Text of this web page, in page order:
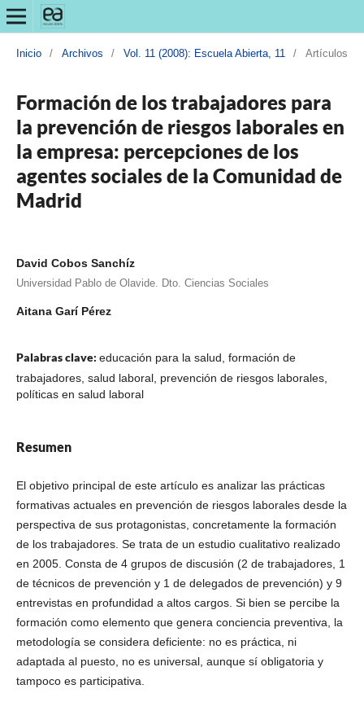
Inicio / Archivos / Vol. 11 (2008): Escuela Abierta, 11 / Artículos
Formación de los trabajadores para
la prevención de riesgos laborales en
la empresa: percepciones de los
agentes sociales de la Comunidad de
Madrid
David Cobos Sanchíz
Universidad Pablo de Olavide. Dto. Ciencias Sociales
Aitana Garí Pérez
Palabras clave: educación para la salud, formación de
trabajadores, salud laboral, prevención de riesgos laborales,
políticas en salud laboral
Resumen
El objetivo principal de este artículo es analizar las prácticas
formativas actuales en prevención de riesgos laborales desde la
perspectiva de sus protagonistas, concretamente la formación
de los trabajadores. Se trata de un estudio cualitativo realizado
en 2005. Consta de 4 grupos de discusión (2 de trabajadores, 1
de técnicos de prevención y 1 de delegados de prevención) y 9
entrevistas en profundidad a altos cargos. Si bien se percibe la
formación como elemento que genera conciencia preventiva, la
metodología se considera deficiente: no es práctica, ni
adaptada al puesto, no es universal, aunque sí obligatoria y
tampoco es participativa.